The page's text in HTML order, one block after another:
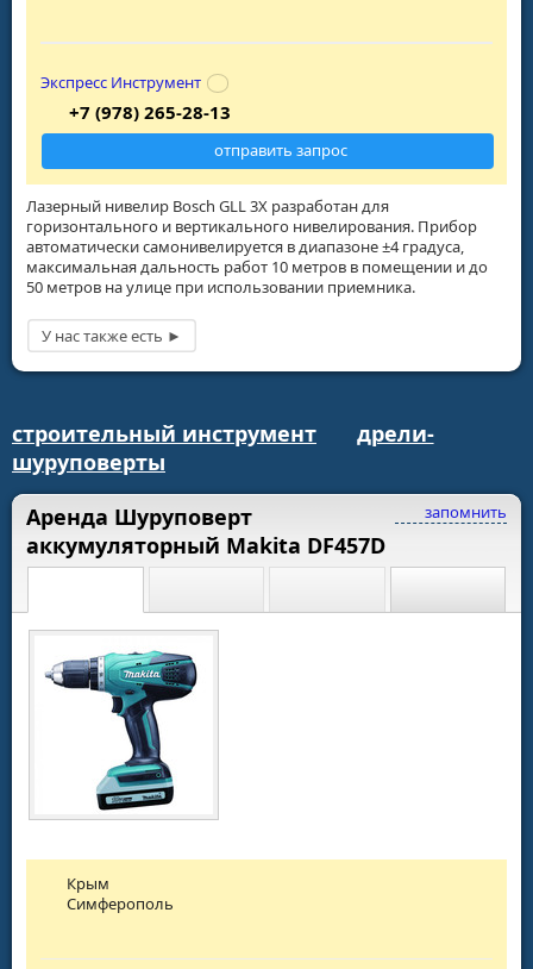
Лазерный нивелир Bosch GLL 3X разработан для
горизонтального и вертикального нивелирования. Прибор
автоматически самонивелируется в диапазоне ±4 градуса,
максимальная дальность работ 10 метров в помещении и до
50 метров на улице при использовании приемника.
Экспресс Инструмент
+7 (978) 265-28-13
отправить запрос
строительный инструмент
дрели-
шуруповерты
запомнить
Аренда Шуруповерт
аккумуляторный Makita DF457D
Крым
Симферополь